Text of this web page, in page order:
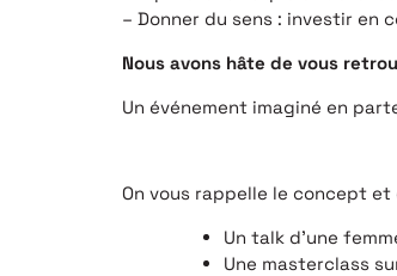
– Donner du sens : investir en
Nous avons hâte de vous
Un événement imaginé en
On vous rappelle le concept
Un talk d’une
Une masterclass